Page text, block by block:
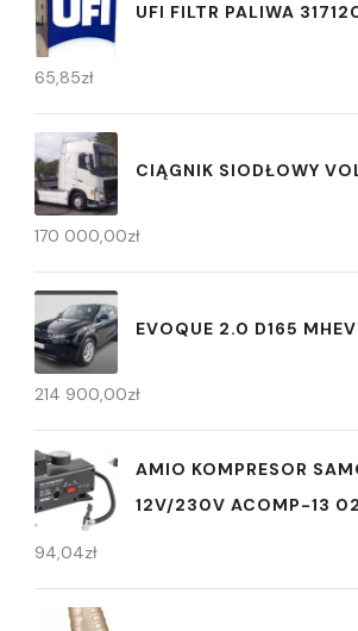
UFI FILTR PALIWA
65,85zł
CIĄGNIK SIODŁOWY
170 000,00zł
EVOQUE 2.0 D165
214 900,00zł
AMIO KOMPRESOR
12V/230V ACOMP-13
94,04zł